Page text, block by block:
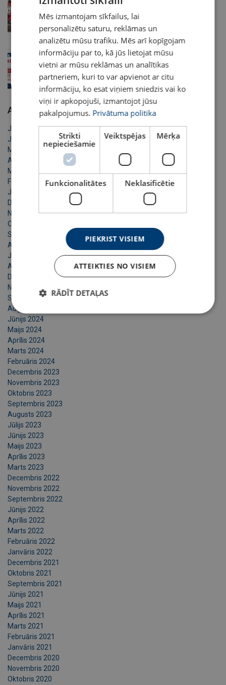
2026. gada 12. jūl.
Darba laika izmaiņas Līgo svētkos
2026. gada 15. jūn.
Arhīvs
Jūlijs 2026
Jūnijs 2026
Maijs 2026
Aprīlis 2026
Marts 2026
Februāris 2026
Janvāris 2026
Decembris 2025
Novembris 2025
Oktobris 2025
Septembris 2025
Augusts 2025
Jūnijs 2025
Aprīlis 2025
Decembris 2024
Novembris 2024
Septembris 2024
Augusts 2024
Jūnijs 2024
Maijs 2024
Aprīlis 2024
Marts 2024
Februāris 2024
Decembris 2023
Novembris 2023
Oktobris 2023
Septembris 2023
Augusts 2023
Jūlijs 2023
Jūnijs 2023
Maijs 2023
Aprīlis 2023
Marts 2023
Decembris 2022
Novembris 2022
Septembris 2022
Jūnijs 2022
Aprīlis 2022
Marts 2022
Februāris 2022
Janvāris 2022
Decembris 2021
Oktobris 2021
Septembris 2021
Jūnijs 2021
Maijs 2021
Aprīlis 2021
Marts 2021
Februāris 2021
Janvāris 2021
Decembris 2020
Novembris 2020
Oktobris 2020
ENGLISH TRANSLATION
Mēs izmantojam sīkfailus, lai
personalizētu saturu, reklāmas un
analizētu mūsu trafiku. Mēs arī kopīgojam
informāciju par to, kā jūs lietojat mūsu
vietni ar mūsu reklāmas un analītikas
partneriem, kuri to var apvienot ar citu
informāciju, ko esat viņiem sniedzis vai ko
viņi ir apkopojuši, izmantojot jūsu
pakalpojumus. Privātuma politika
Strikti
nepieciešamie
Veiktspējas Mērķa
Funkcionalitātes Neklasificētie
PIEKRIST VISIEM
ATTEIKTIES NO VISIEM
RĀDĪT DETAĻAS